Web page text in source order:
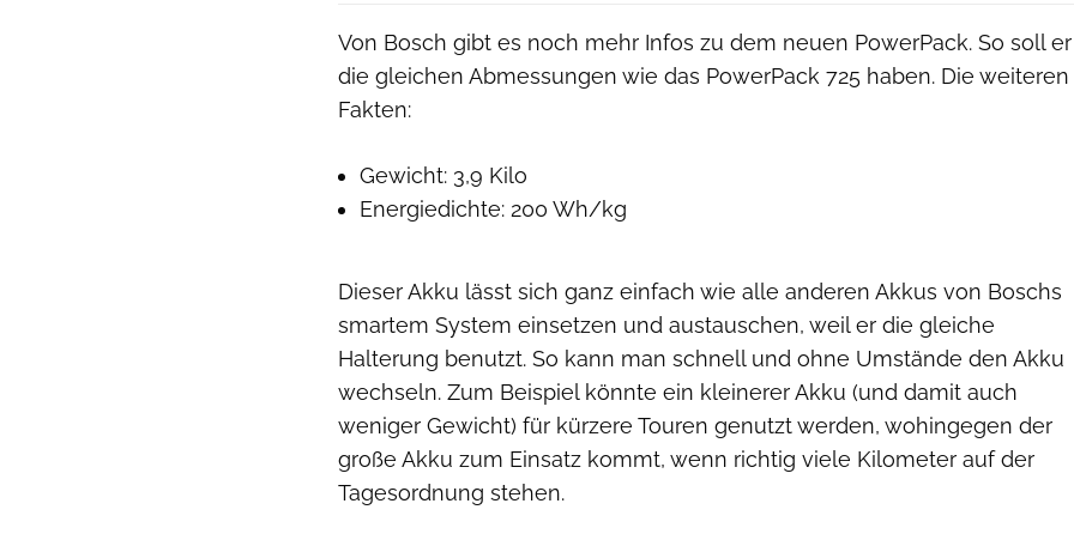
Von Bosch gibt es noch mehr Infos zu dem neuen PowerPack. So soll er
die gleichen Abmessungen wie das PowerPack 725 haben. Die weiteren
Fakten:
Gewicht: 3,9 Kilo
Energiedichte: 200 Wh/kg
Dieser Akku lässt sich ganz einfach wie alle anderen Akkus von Boschs
smartem System einsetzen und austauschen, weil er die gleiche
Halterung benutzt. So kann man schnell und ohne Umstände den Akku
wechseln. Zum Beispiel könnte ein kleinerer Akku (und damit auch
weniger Gewicht) für kürzere Touren genutzt werden, wohingegen der
große Akku zum Einsatz kommt, wenn richtig viele Kilometer auf der
Tagesordnung stehen.